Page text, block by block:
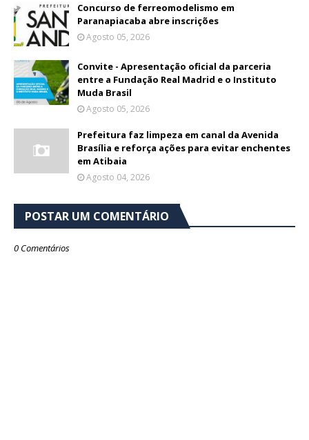
Concurso de ferreomodelismo em
Paranapiacaba abre inscrições
Agosto 05, 2026
Convite - Apresentação oficial da parceria
entre a Fundação Real Madrid e o Instituto
Muda Brasil
Agosto 05, 2026
Prefeitura faz limpeza em canal da Avenida
Brasília e reforça ações para evitar enchentes
em Atibaia
Agosto 04, 2026
POSTAR UM COMENTÁRIO
0 Comentários